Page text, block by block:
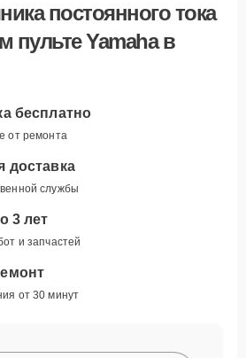
постоянного тока
пульте Yamaha в
бесплатно
от ремонта
доставка
службы
3 лет
и запчастей
от 30 минут